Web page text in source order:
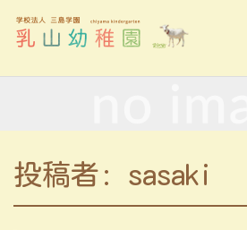
投稿者: sasaki